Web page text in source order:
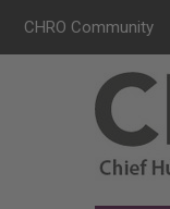
CHRO Community